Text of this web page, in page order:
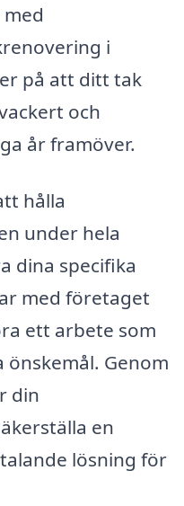
i
på att ditt tak
och
år framöver.
hålla
under hela
dina specifika
med företaget
ett arbete som
Genom
din
en
lösning för